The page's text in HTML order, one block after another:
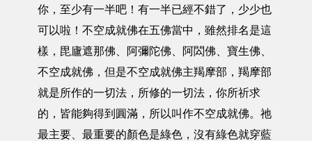
你，至少有一半吧！有一半已經不錯了，少少也
可以啦！不空成就佛在五佛當中，雖然排名是這
樣，毘廬遮那佛、阿彌陀佛、阿閦佛、寶生佛、
不空成就佛，但是不空成就佛主羯摩部，羯摩部
就是所作的一切法，所修的一切法，你所祈求
的，皆能夠得到圓滿，所以叫作不空成就佛。祂
最主要、最重要的顏色是綠色，沒有綠色就穿藍